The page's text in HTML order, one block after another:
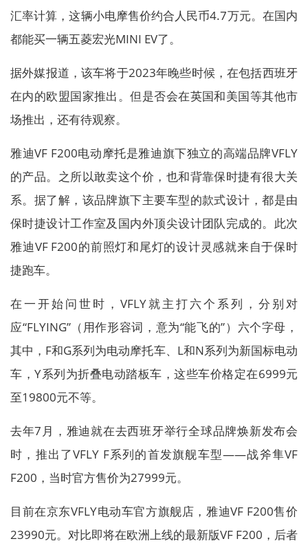
汇率计算，这辆小电摩售价约合人民币4.7万元。在国内
都能买一辆五菱宏光MINI EV了。
据外媒报道，该车将于2023年晚些时候，在包括西班牙
在内的欧盟国家推出。但是否会在英国和美国等其他市
场推出，还有待观察。
雅迪VF F200电动摩托是雅迪旗下独立的高端品牌VFLY
的产品。之所以敢卖这个价，也和背靠保时捷有很大关
系。据了解，该品牌旗下主要车型的款式设计，都是由
保时捷设计工作室及国内外顶尖设计团队完成的。此次
雅迪VF F200的前照灯和尾灯的设计灵感就来自于保时
捷跑车。
在一开始问世时，VFLY就主打六个系列，分别对
应“FLYING”（用作形容词，意为“能飞的”）六个字母，
其中，F和G系列为电动摩托车、L和N系列为新国标电动
车，Y系列为折叠电动踏板车，这些车价格定在6999元
至19800元不等。
去年7月，雅迪就在去西班牙举行全球品牌焕新发布会
时，推出了VFLY F系列的首发旗舰车型——战斧隼VF
F200，当时官方售价为27999元。
目前在京东VFLY电动车官方旗舰店，雅迪VF F200售价
23990元。对比即将在欧洲上线的最新版VF F200，后者